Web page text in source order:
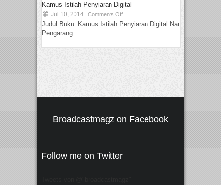
Kamus Istilah Penyiaran Digital
Jul 10, 2014 Comments Off
Judul Buku: Kamus Istilah Penyiaran Digital Nama
Pengarang:...
Broadcastmagz on Facebook
Follow me on Twitter